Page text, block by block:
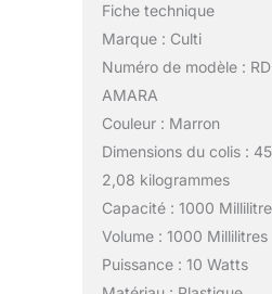
Fiche technique
Marque : Culti
Numéro de modèle :
AMARA
Couleur : Marron
Dimensions du colis :
2,08 kilogrammes
Capacité : 1000
Volume : 1000 Millilitres
Puissance : 10 Watts